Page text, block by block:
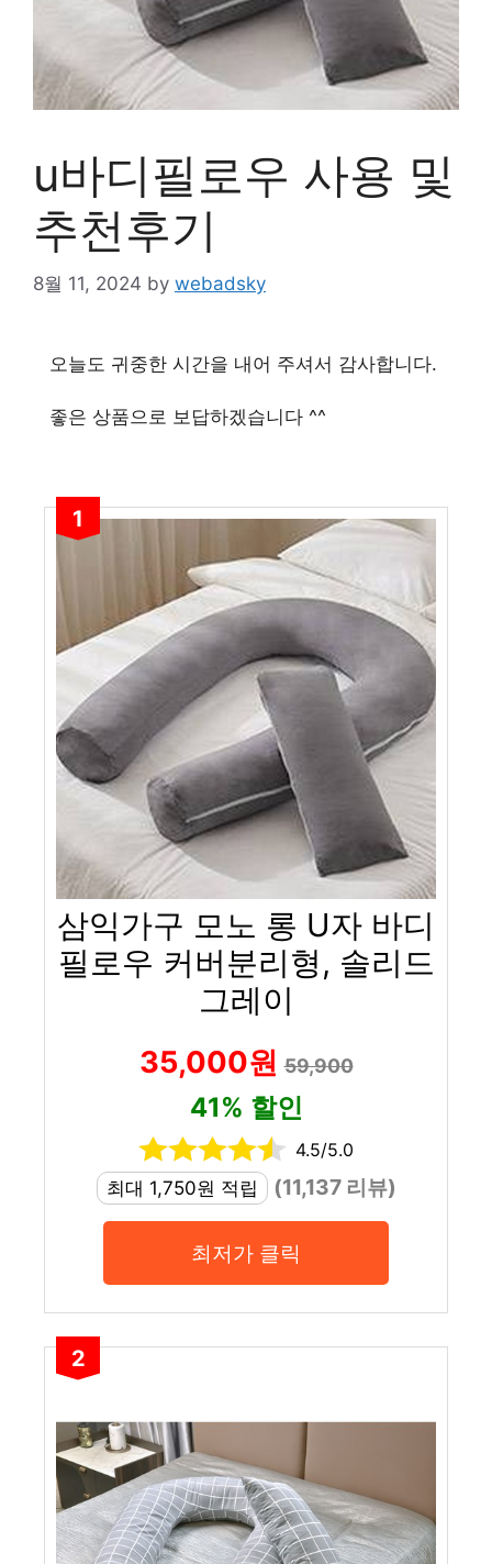
u바디필로우 사용 및
추천후기
8월 11, 2024 by webadsky
오늘도 귀중한 시간을 내어 주셔서 감사합니다.
좋은 상품으로 보답하겠습니다 ^^
1
삼익가구 모노 롱 U자 바디
필로우 커버분리형, 솔리드
그레이
35,000원59,900
41% 할인
4.5/5.0
최대 1,750원 적립
(11,137 리뷰)
최저가 클릭
2